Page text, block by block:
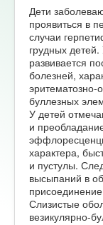
Дети
проявиться в
случаи
грудных
развивается
болезней,
эритематозно-
буллезных
У детей
и
характера,
и пустулы.
высыпаний в
Слизистые
везикулярно-